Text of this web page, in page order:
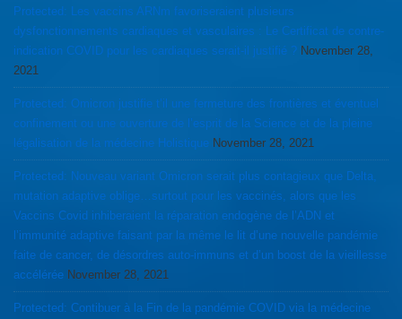
Protected: Les vaccins ARNm favoriseraient plusieurs
dysfonctionnements cardiaques et vasculaires : Le Certificat de contre-
indication COVID pour les cardiaques serait-il justifié ? November 28,
2021
Protected: Omicron justifie t’il une fermeture des frontières et éventuel
confinement ou une ouverture de l’esprit de la Science et de la pleine
légalisation de la médecine Holistique November 28, 2021
Protected: Nouveau variant Omicron serait plus contagieux que Delta,
mutation adaptive oblige…surtout pour les vaccinés, alors que les
Vaccins Covid inhiberaient la réparation endogène de l’ADN et
l’immunité adaptive faisant par la même le lit d’une nouvelle pandémie
faite de cancer, de désordres auto-immuns et d’un boost de la vieillesse
accélérée November 28, 2021
Protected: Contibuer à la Fin de la pandémie COVID via la médecine